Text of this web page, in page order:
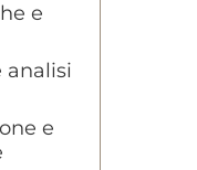
e
analisi
e